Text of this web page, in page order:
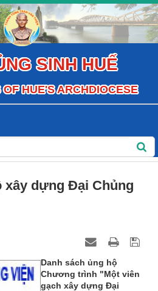
SINH HUẾ
HUE'S ARCHDIOCESE
xây dựng Đại Chủng
Danh sách ủng hộ
Chương trình "Một viên
gạch xây dựng Đại